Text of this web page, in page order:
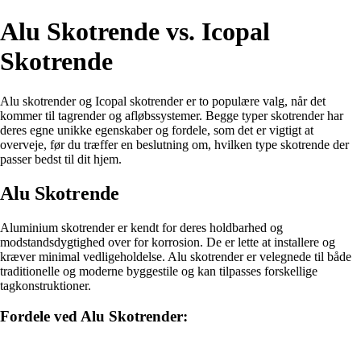
Alu Skotrende vs. Icopal
Skotrende
Alu skotrender og Icopal skotrender er to populære valg, når det
kommer til tagrender og afløbssystemer. Begge typer skotrender har
deres egne unikke egenskaber og fordele, som det er vigtigt at
overveje, før du træffer en beslutning om, hvilken type skotrende der
passer bedst til dit hjem.
Alu Skotrende
Aluminium skotrender er kendt for deres holdbarhed og
modstandsdygtighed over for korrosion. De er lette at installere og
kræver minimal vedligeholdelse. Alu skotrender er velegnede til både
traditionelle og moderne byggestile og kan tilpasses forskellige
tagkonstruktioner.
Fordele ved Alu Skotrender: